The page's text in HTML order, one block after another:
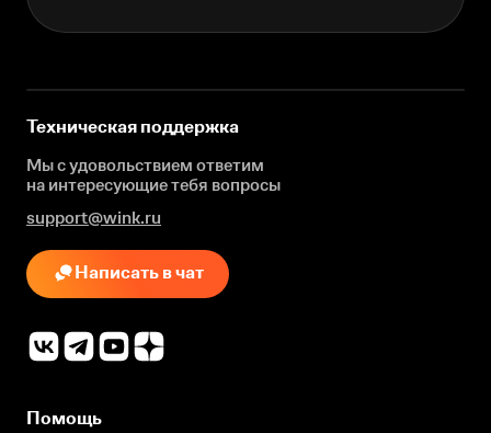
Техническая поддержка
Мы с удовольствием ответим
на интересующиетебя вопросы
support@wink.ru
Написать в чат
Помощь